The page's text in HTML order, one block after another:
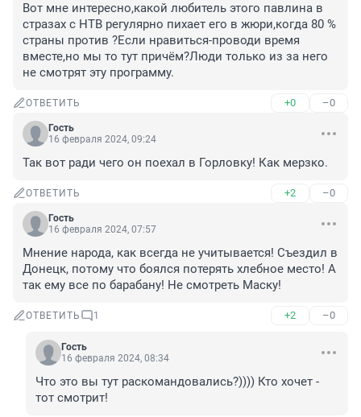
Вот мне интересно,какой любитель этого павлина в
стразах с НТВ регулярно пихает его в жюри,когда 80 %
страны против ?Если нравиться-проводи время
вместе,но мы то тут причём?Люди только из за него
не смотрят эту программу.
ОТВЕТИТЬ +0 –0
Гость
16 февраля 2024, 09:24
Так вот ради чего он поехал в Горловку! Как мерзко.
ОТВЕТИТЬ +2 –0
Гость
16 февраля 2024, 07:57
Мнение народа, как всегда не учитывается! Съездил в
Донецк, потому что боялся потерять хлебное место! А
так ему все по барабану! Не смотреть Маску!
ОТВЕТИТЬ 1 +2 –0
Гость
16 февраля 2024, 08:34
Что это вы тут раскомандовались?)))) Кто хочет -
тот смотрит!